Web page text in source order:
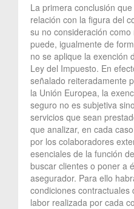
La primera conclusión
relación con la figura del
su no consideración
puede, igualmente de
no se aplique la exención
Ley del Impuesto. En
señalado reiteradamente
la Unión Europea, la
seguro no es subjetiva
servicios que sean
que analizar, en cada
por los colaboradores
esenciales de la función
buscar clientes o poner a
asegurador. Para ello
condiciones
labor realizada por cada